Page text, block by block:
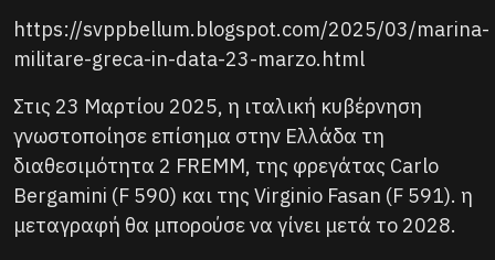
https://svppbellum.blogspot.com/2025/03/marina-
militare-greca-in-data-23-marzo.html
Στις 23 Μαρτίου 2025, η ιταλική κυβέρνηση
γνωστοποίησε επίσημα στην Ελλάδα τη
διαθεσιμότητα 2 FREMM, της φρεγάτας Carlo
Bergamini (F 590) και της Virginio Fasan (F 591). η
μεταγραφή θα μπορούσε να γίνει μετά το 2028.